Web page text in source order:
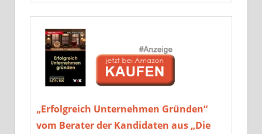
„Erfolgreich Unternehmen Gründen“
vom Berater der Kandidaten aus „Die